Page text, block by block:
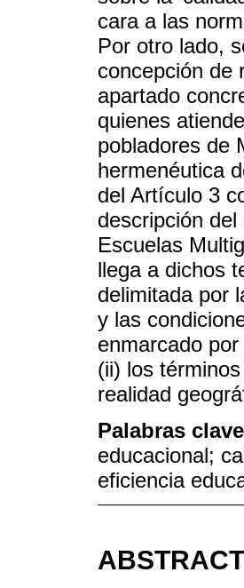
cara a las
Por otro lado,
concepción de
apartado
quienes
pobladores de
hermenéutica
del Artículo 3
descripción
Escuelas
llega a dichos
delimitada por
y las
enmarcado
(ii) los
realidad
Palabras clave
educacional;
eficiencia
ABSTRACT